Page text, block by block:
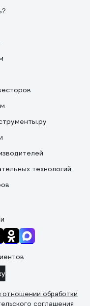
технологий
отношении обработки
соглашения